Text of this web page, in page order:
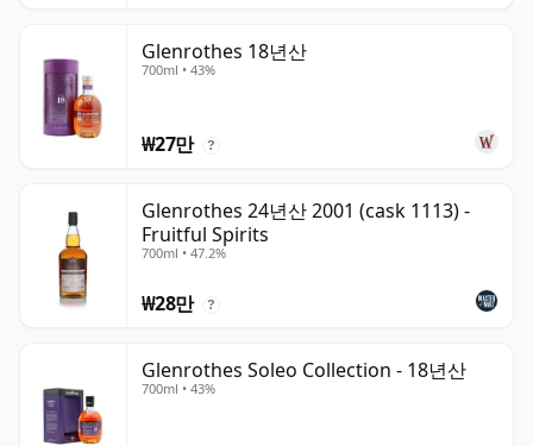
Glenrothes 18년산
700ml • 43%
₩27만 ?
Glenrothes 24년산 2001 (cask 1113) -
Fruitful Spirits
700ml • 47.2%
₩28만 ?
Glenrothes Soleo Collection - 18년산
700ml • 43%